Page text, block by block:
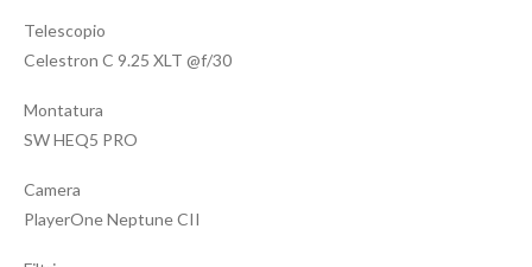
Telescopio
Celestron C 9.25 XLT @f/30
Montatura
SW HEQ5 PRO
Camera
PlayerOne Neptune CII